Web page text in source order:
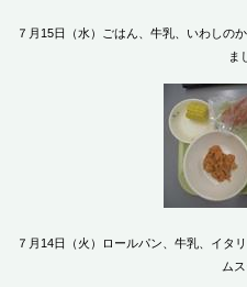
７月15日（水）ごはん、牛乳、いわしの
ま
７月14日（火）ロールパン、牛乳、イタ
ム